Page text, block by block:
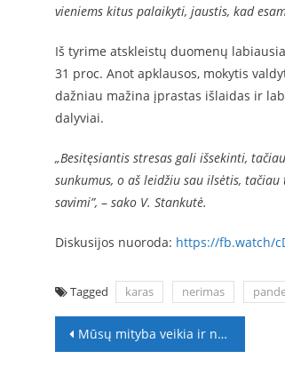
vieniems kitus palaikyti, jaustis, kad
Iš tyrime atskleistų duomenų
31 proc. Anot apklausos, mokytis
dažniau mažina įprastas išlaidas ir
dalyviai.
„Besitęsiantis stresas gali išsekinti,
sunkumus, o aš leidžiu sau ilsėtis,
savimi”, – sako V. Stankutė.
Diskusijos nuoroda: https://fb.watch/
Tagged karas nerimas
Navigacija
Mūsų mityba veikia ir nervų sistemą: patarė, koks valgis mažina stresą ir Alzheimerio riziką